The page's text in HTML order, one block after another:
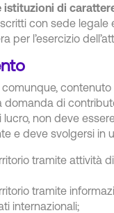
di
con sede
per l’esercizio
di
non deve
e deve svolgersi in
tramite attività
tramite
internazionali;